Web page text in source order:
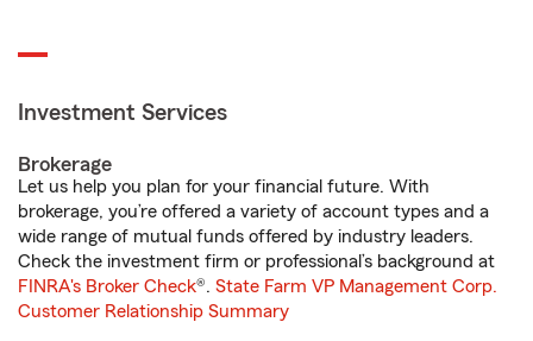
Investment Services
Brokerage
Let us help you plan for your financial future. With
brokerage, you’re offered a variety of account types and a
wide range of mutual funds offered by industry leaders.
Check the investment firm or professional’s background at
FINRA's Broker Check®. State Farm VP Management Corp.
Customer Relationship Summary